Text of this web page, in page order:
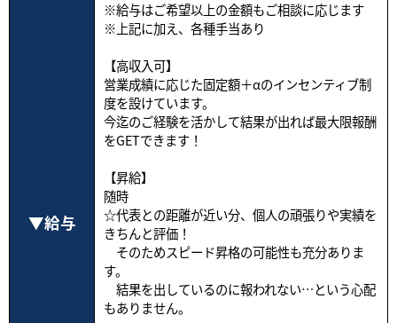
給与
※給与はご希望以上の金額もご相談に応じます
※上記に加え、各種手当あり
【高収入可】
営業成績に応じた固定額＋αのインセンティブ制
度を設けています。
今迄のご経験を活かして結果が出れば最大限報酬
をGETできます！
【昇給】
随時
☆代表との距離が近い分、個人の頑張りや実績を
きちんと評価！
そのためスピード昇格の可能性も充分ありま
す。
結果を出しているのに報われない…という心配
もありません。